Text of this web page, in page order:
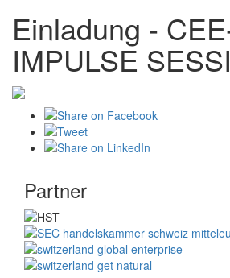
Einladung -
IMPULSE
Partner